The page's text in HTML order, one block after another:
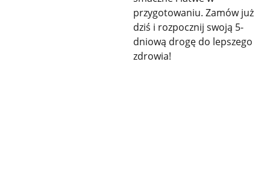
przygotowaniu. Zamów już
dziś i rozpocznij swoją 5-
dniową drogę do lepszego
zdrowia!